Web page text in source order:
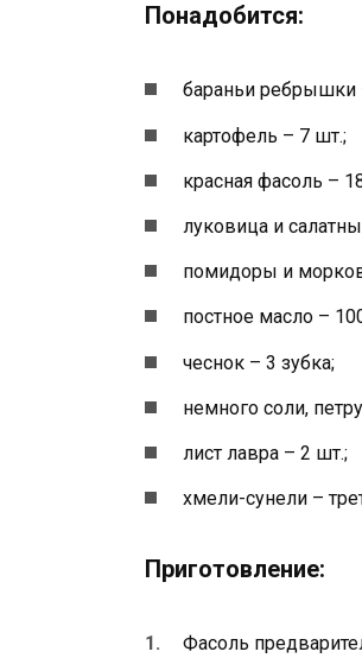
Понадобится:
бараньи ребрышки
картофель – 7 шт.;
красная фасоль –
луковица и
помидоры и
постное масло –
чеснок – 3 зубка;
немного соли,
лист лавра – 2 шт.;
хмели-сунели –
Приготовление:
Фасоль